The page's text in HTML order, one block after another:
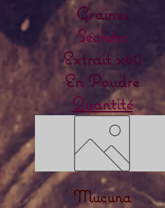
Mucuna
Graines
Séchées
Extrait x60
En Poudre
Quantité